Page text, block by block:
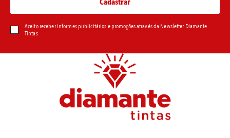
Aceito receber informes publicitários e promoções através da Newsletter Diamante
Tintas